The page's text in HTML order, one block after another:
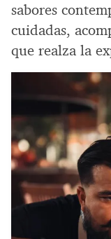
sabores
cuidadas,
que realza la